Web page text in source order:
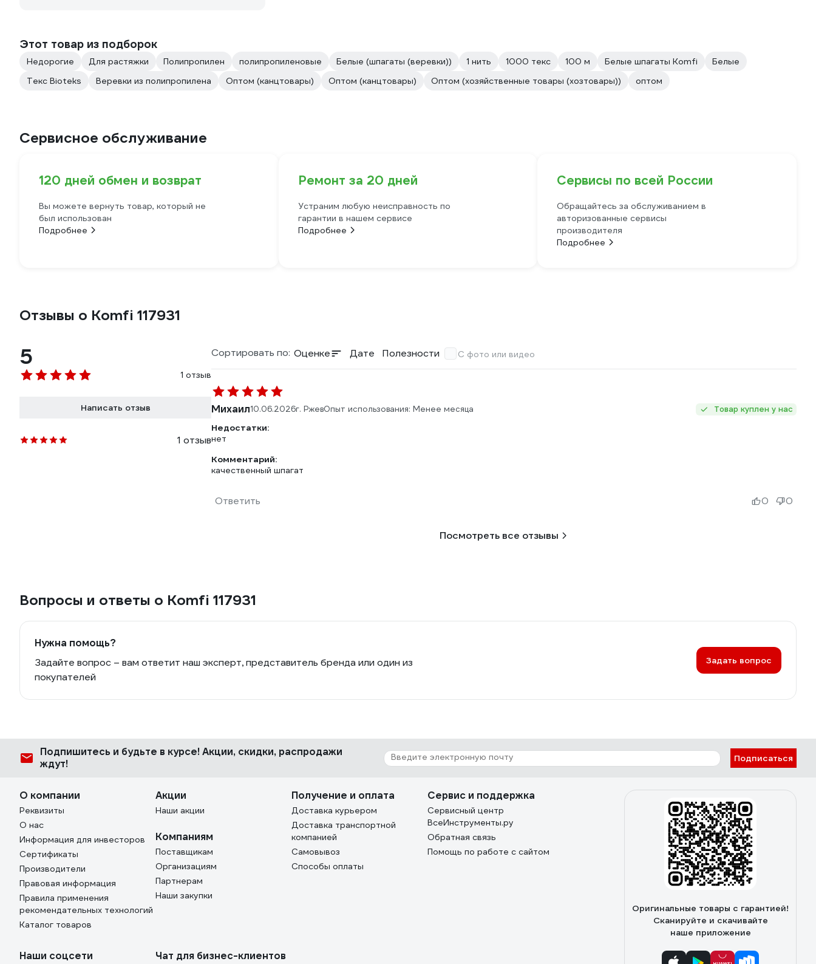
Этот товар из подборок
Недорогие Для растяжки Полипропилен полипропиленовые Белые (шпагаты (веревки)) 1 нить 1000 текс 100 м Белые шпагаты Komfi
Белые
Текс Bioteks
Веревки из полипропилена Оптом (канцтовары) Оптом (канцтовары) Оптом (хозяйственные товары (хозтовары)) оптом
Сервисное обслуживание
120 дней обмен и возврат
Вы можете вернуть товар, который не
был использован
Подробнее
Ремонт за 20 дней
Устраним любую неисправность по
гарантии в нашем сервисе
Подробнее
Сервисы по всей России
Обращайтесь за обслуживанием в
авторизованные сервисы
производителя
Подробнее
Отзывы о Komfi 117931
5
1 отзыв
Написать отзыв
1 отзыв
Сортировать по: Оценке Дате Полезности С фото или видео
Михаил10.06.2026г. РжевОпыт использования: Менее месяца Товар куплен у нас
Недостатки:
нет
Комментарий:
качественный шпагат
Ответить 0 0
Посмотреть все отзывы
Вопросы и ответы о Komfi 117931
Нужна помощь?
Задайте вопрос – вам ответит наш эксперт, представитель бренда или один из
покупателей
Задать вопрос
Подпишитесь и будьте в курсе! Акции, скидки, распродажи
ждут!
Подписаться
О компании
Реквизиты
О нас
Информация для инвесторов
Сертификаты
Производители
Правовая информация
Правила применения
рекомендательных технологий
Каталог товаров
Акции
Наши акции
Компаниям
Поставщикам
Организациям
Партнерам
Наши закупки
Получение и оплата
Доставка курьером
Доставка транспортной
компанией
Самовывоз
Способы оплаты
Сервис и поддержка
Сервисный центр
ВсеИнструменты.ру
Обратная связь
Помощь по работе с сайтом
Оригинальные товары с гарантией!
Сканируйте и скачивайте
наше приложение
Наши соцсети Чат для бизнес-клиентов